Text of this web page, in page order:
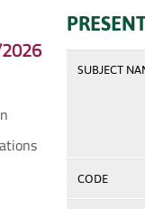
SUBJECT
CODE